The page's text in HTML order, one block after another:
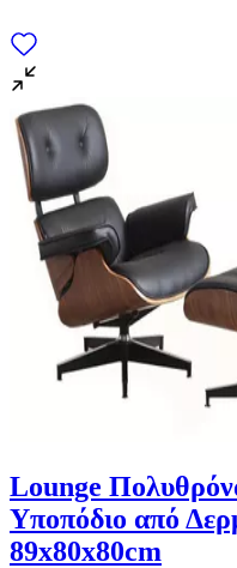
Lounge
Υποπόδιο από
89x80x80cm